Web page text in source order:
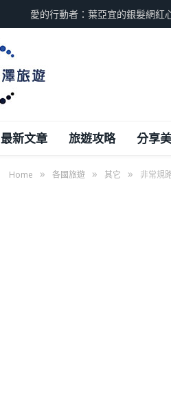
愛的行動者：葉亞宜的銀髮網紅
最新文章 旅遊攻略 分享
Home » 各國旅遊 » 其它 » 非常規